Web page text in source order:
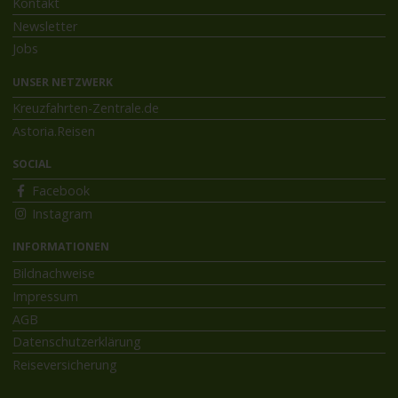
Newsletter
Jobs
UNSER NETZWERK
Kreuzfahrten-Zentrale.de
Astoria.Reisen
SOCIAL
Facebook
Instagram
INFORMATIONEN
Bildnachweise
Impressum
AGB
Datenschutzerklärung
Reiseversicherung